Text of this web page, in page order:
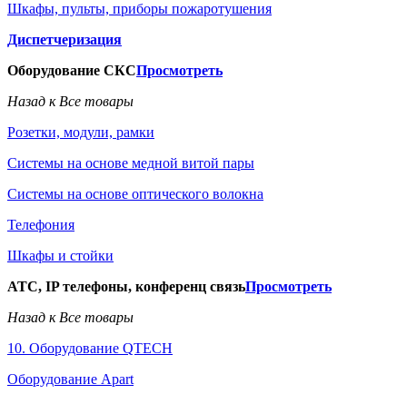
Шкафы, пульты, приборы пожаротушения
Диспетчеризация
Оборудование СКСПросмотреть
Назад к Все товары
Розетки, модули, рамки
Системы на основе медной витой пары
Системы на основе оптического волокна
Телефония
Шкафы и стойки
АТС, IP телефоны, конференц связьПросмотреть
Назад к Все товары
10. Оборудование QTECH
Оборудование Apart